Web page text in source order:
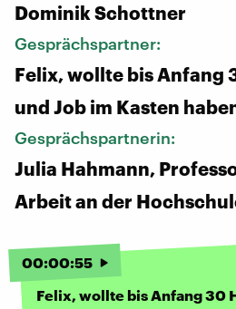
Dominik Schottner
Gesprächspartner:
Felix, wollte bis Anfang
und Job im Kasten
Gesprächspartnerin:
Julia Hahmann,
Arbeit an der
00:00:55
Felix, wollte bis Anfang 30